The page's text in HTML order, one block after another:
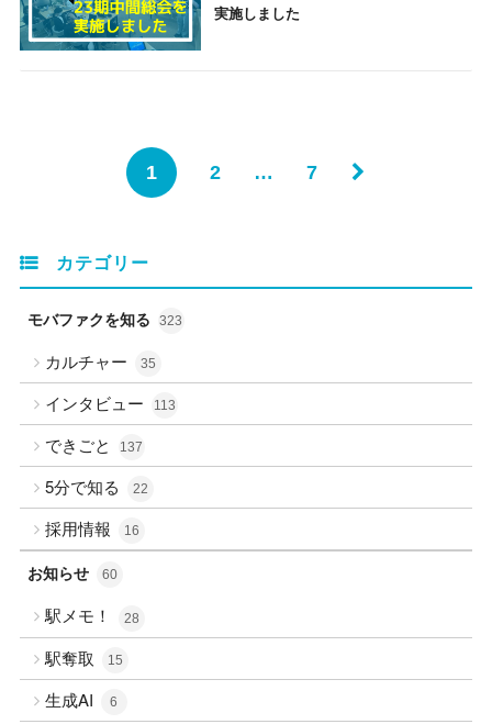
実施しました
1 2 … 7
カテゴリー
モバファクを知る 323
カルチャー 35
インタビュー 113
できごと 137
5分で知る 22
採用情報 16
お知らせ 60
駅メモ！ 28
駅奪取 15
生成AI 6